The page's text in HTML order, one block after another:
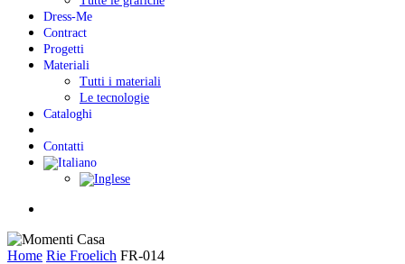
Dress-Me
Contract
Progetti
Materiali
Tutti i materiali
Le tecnologie
Cataloghi
Contatti
Home Rie Froelich FR-014